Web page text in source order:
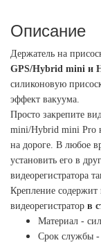
Описание
Держатель на
GPS/Hybrid mini и
силиконовую
эффект вакуума.
Просто закрепите
mini/Hybrid mini Pro
на дороге. В любое
установить его в
видеорегистратора
Крепление содержит
видеорегистратор в
Материал -
Срок службы -